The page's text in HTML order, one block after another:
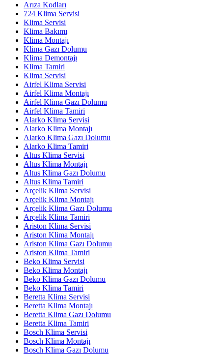
Arıza Kodları
724 Klima Servisi
Klima Servisi
Klima Bakımı
Klima Montajı
Klima Gazı Dolumu
Klima Demontajı
Klima Tamiri
Klima Servisi
Airfel Klima Servisi
Airfel Klima Montajı
Airfel Klima Gazı Dolumu
Airfel Klima Tamiri
Alarko Klima Servisi
Alarko Klima Montajı
Alarko Klima Gazı Dolumu
Alarko Klima Tamiri
Altus Klima Servisi
Altus Klima Montajı
Altus Klima Gazı Dolumu
Altus Klima Tamiri
Arçelik Klima Servisi
Arçelik Klima Montajı
Arçelik Klima Gazı Dolumu
Arçelik Klima Tamiri
Ariston Klima Servisi
Ariston Klima Montajı
Ariston Klima Gazı Dolumu
Ariston Klima Tamiri
Beko Klima Servisi
Beko Klima Montajı
Beko Klima Gazı Dolumu
Beko Klima Tamiri
Beretta Klima Servisi
Beretta Klima Montajı
Beretta Klima Gazı Dolumu
Beretta Klima Tamiri
Bosch Klima Servisi
Bosch Klima Montajı
Bosch Klima Gazı Dolumu